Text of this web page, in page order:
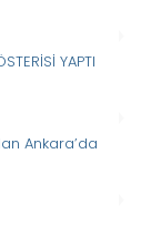
YAPTI
Ankara’da